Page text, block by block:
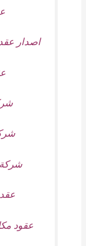
اصدار
عقود